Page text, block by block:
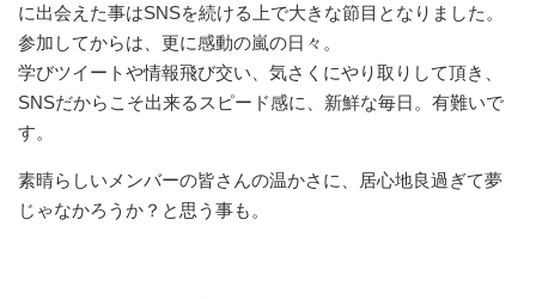
に出会えた事はSNSを続ける上で大きな節目となりました。
参加してからは、更に感動の嵐の日々。
学びツイートや情報飛び交い、気さくにやり取りして頂き、
SNSだからこそ出来るスピード感に、新鮮な毎日。有難いで
す。
素晴らしいメンバーの皆さんの温かさに、居心地良過ぎて夢
じゃなかろうか？と思う事も。